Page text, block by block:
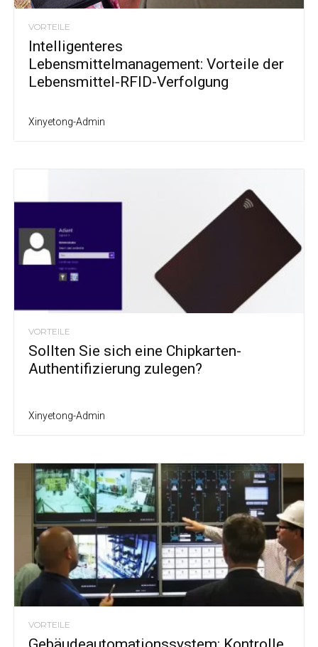
VORTEILE
Intelligenteres
Lebensmittelmanagement: Vorteile der
Lebensmittel-RFID-Verfolgung
Xinyetong-Admin
VORTEILE
Sollten Sie sich eine Chipkarten-
Authentifizierung zulegen?
Xinyetong-Admin
VORTEILE